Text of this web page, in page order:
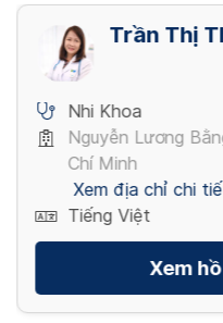
Trần Thị
Nhi Khoa
Nguyễn Lương
Chí Minh
Xem địa chỉ chi
Tiếng Việt
Xem